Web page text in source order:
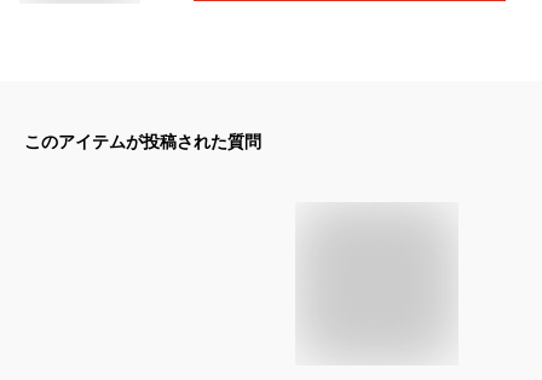
このアイテムが投稿された質問